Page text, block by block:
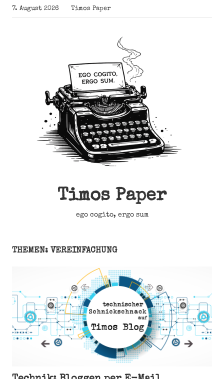
Zum
Inhalt
7. August 2026 Timos Paper
Timos Paper
ego cogito, ergo sum
THEMEN: VEREINFACHUNG